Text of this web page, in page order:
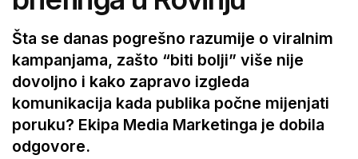
Šta se danas pogrešno razumije o viralnim
kampanjama, zašto “biti bolji” više nije
dovoljno i kako zapravo izgleda
komunikacija kada publika počne mijenjati
poruku? Ekipa Media Marketinga je dobila
odgovore.